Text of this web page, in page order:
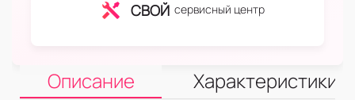
СВОЙ сервисный центр
Описание Характеристики